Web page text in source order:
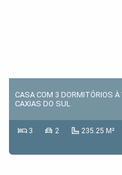
CASA COM 3 DORMITÓRIOS
CAXIAS DO SUL
3 2 235.25 M²